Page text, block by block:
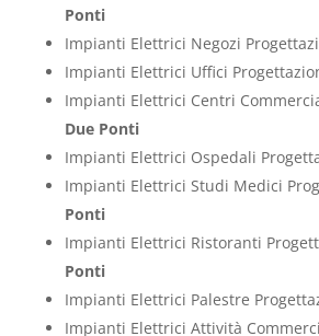
Ponti
Impianti Elettrici Negozi
Impianti Elettrici Uffici
Impianti Elettrici Centri
Due Ponti
Impianti Elettrici Ospedali
Impianti Elettrici Studi Medici
Ponti
Impianti Elettrici Ristoranti
Ponti
Impianti Elettrici Palestre
Impianti Elettrici Attività